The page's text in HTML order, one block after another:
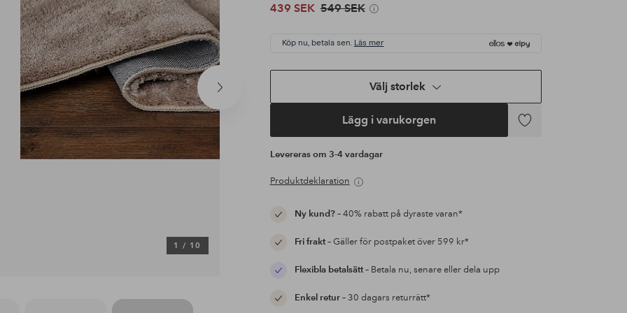
Nästa
1 / 10
439 SEK 549 SEK
Köp nu, betala sen. Läs mer
Välj storlek
Lägg i varukorgen
Lägg
Levereras om 3-4 vardagar
Produktdeklaration
Ny kund?– 40% rabatt på dyraste varan*
Fri frakt– Gäller för postpaket över 599 kr*
Flexibla betalsätt– Betala nu, senare eller dela upp
Enkel retur– 30 dagars returrätt*